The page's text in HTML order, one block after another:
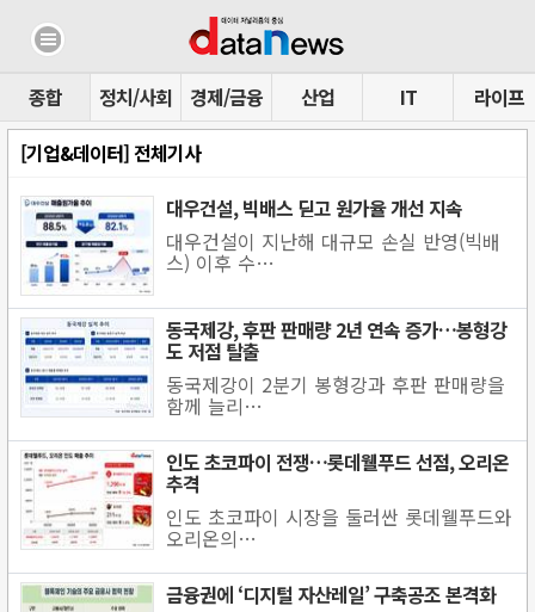
종합 정치/사회 경제/금융 산업 IT
라이프
[기업&데이터] 전체기사
대우건설, 빅배스 딛고 원가율 개선 지속
대우건설이 지난해 대규모 손실 반영(빅배
스) 이후 수…
동국제강, 후판 판매량 2년 연속 증가…봉형강
도 저점 탈출
동국제강이 2분기 봉형강과 후판 판매량을
함께 늘리…
인도 초코파이 전쟁…롯데웰푸드 선점, 오리온
추격
인도 초코파이 시장을 둘러싼 롯데웰푸드와
오리온의…
금융권에 ‘디지털 자산레일’ 구축공조 본격화